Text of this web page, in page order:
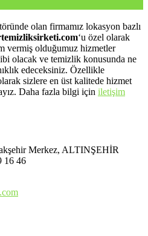
olan firmamız lokasyon bazlı
‘u özel olarak
vermiş olduğumuz hizmetler
olacak ve temizlik konusunda ne
edeceksiniz. Özellikle
sizlere en üst kalitede hizmet
Daha fazla bilgi için iletişim
Merkez, ALTINŞEHİR
16 46